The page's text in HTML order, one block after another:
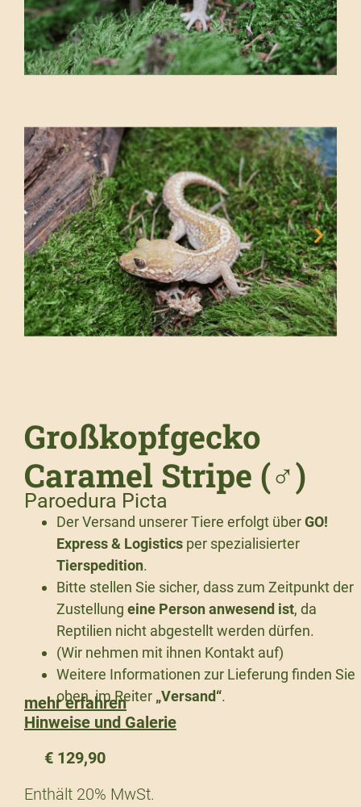
Großkopfgecko
Caramel Stripe (♂)
Paroedura Picta
Der Versand unserer Tiere erfolgt überGO!
Express & Logistics per spezialisierter
Tierspedition.
Bitte stellen Sie sicher, dass zum Zeitpunkt der
Zustellung eine Person anwesend ist, da
Reptilien nicht abgestellt werden dürfen.
(Wir nehmen mit ihnen Kontakt auf)
Weitere Informationen zur Lieferung finden Sie
oben, im Reiter „Versand“.
mehr erfahren
Hinweise und Galerie
€ 129,90
Enthält 20% MwSt.